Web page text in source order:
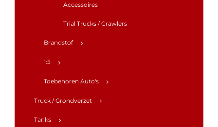
Accessoires
Trial Trucks / Crawlers
Brandstof
1:5
Toebehoren Auto's
Truck / Grondverzet
Tanks